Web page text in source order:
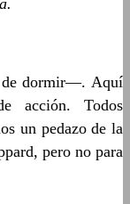
dormir—. Aquí
acción. Todos
un pedazo de la
pero no para